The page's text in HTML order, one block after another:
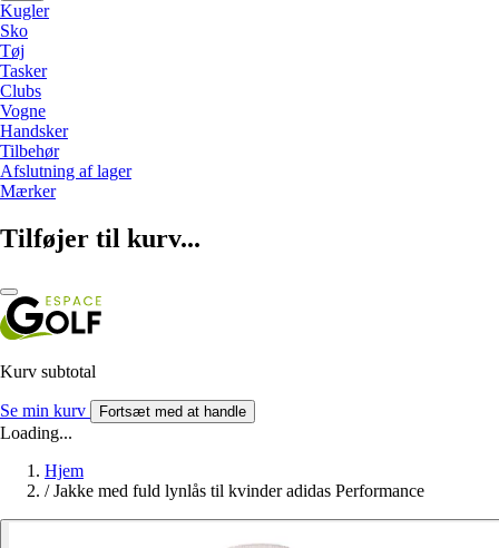
Kugler
Sko
Tøj
Tasker
Clubs
Vogne
Handsker
Tilbehør
Afslutning af lager
Mærker
Tilføjer til kurv...
Kurv subtotal
Se min kurv Fortsæt med at handle
Loading...
Hjem
/ Jakke med fuld lynlås til kvinder adidas Performance